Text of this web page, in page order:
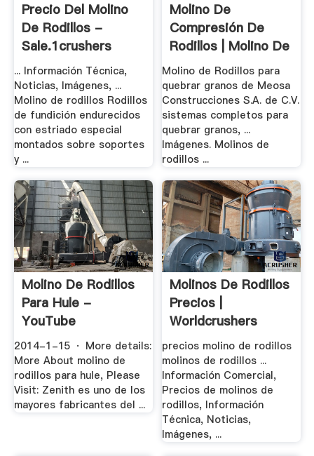
Precio Del Molino
De Rodillos -
Sale.1crushers
... Información Técnica,
Noticias, Imágenes, ...
Molino de rodillos Rodillos
de fundición endurecidos
con estriado especial
montados sobre soportes
y ...
Molino De
Compresión De
Rodillos | Molino De
.
Molino de Rodillos para
quebrar granos de Meosa
Construcciones S.A. de C.V.
sistemas completos para
quebrar granos, ...
Imágenes. Molinos de
rodillos ...
Molino De Rodillos
Para Hule -
YouTube
2014-1-15 · More details:
More About molino de
rodillos para hule, Please
Visit: Zenith es uno de los
mayores fabricantes del ...
Molinos De Rodillos
Precios |
Worldcrushers
precios molino de rodillos
molinos de rodillos ...
Información Comercial,
Precios de molinos de
rodillos, Información
Técnica, Noticias,
Imágenes, ...